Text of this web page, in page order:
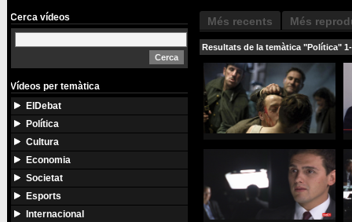
Cerca vídeos
Vídeos per temàtica
ElDebat
Política
Cultura
Economia
Societat
Esports
Internacional
Més recents Més
Resultats de la temàtica "Política" 1-